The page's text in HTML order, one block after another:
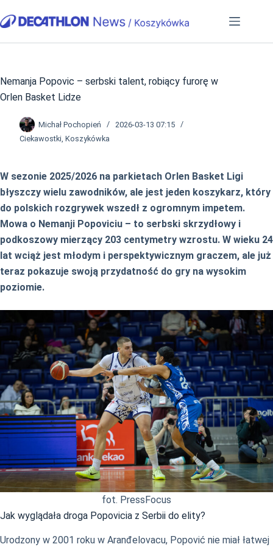
do
Nemanja Popovic – serbski talent, robiący furorę w
Orlen Basket Lidze
Michał Pochopień
2026-03-13 07:15
Ciekawostki, Koszykówka
W sezonie 2025/2026 na parkietach Orlen Basket Ligi
błyszczy wielu zawodników, ale jest jeden koszykarz, który
do polskich rozgrywek wszedł z ogromnym impetem.
Mowa o Nemanji Popoviciu – to serbski skrzydłowy i
podkoszowy mierzący 203 centymetry wzrostu. W wieku 24
lat wciąż jest młodym i perspektywicznym graczem, ale już
teraz pokazuje swoją przydatność do gry na wysokim
poziomie.
fot. PressFocus
Jak wyglądała droga Popovicia z Serbii do elity?
Urodzony w 2001 roku w Aranđelovacu, Popović nie miał łatwej